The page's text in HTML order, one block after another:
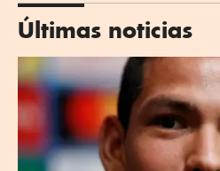
Últimas noticias